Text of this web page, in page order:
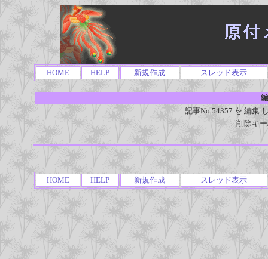
HOME HELP 新規作成 スレッド表示
記事No.54357 を 編集
削除キ
HOME HELP 新規作成 スレッド表示